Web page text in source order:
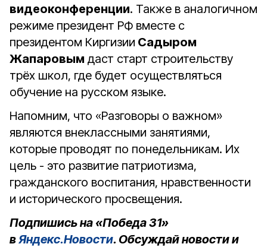
видеоконференции. Также в аналогичном
режиме президент РФ вместе с
президентом Киргизии Садыром
Жапаровым даст старт строительству
трёх школ, где будет осуществляться
обучение на русском языке.
Напомним, что «Разговоры о важном»
являются внеклассными занятиями,
которые проводят по понедельникам. Их
цель - это развитие патриотизма,
гражданского воспитания, нравственности
и исторического просвещения.
Подпишись на «Победа 31»
вЯндекс.Новости. Обсуждай новости и